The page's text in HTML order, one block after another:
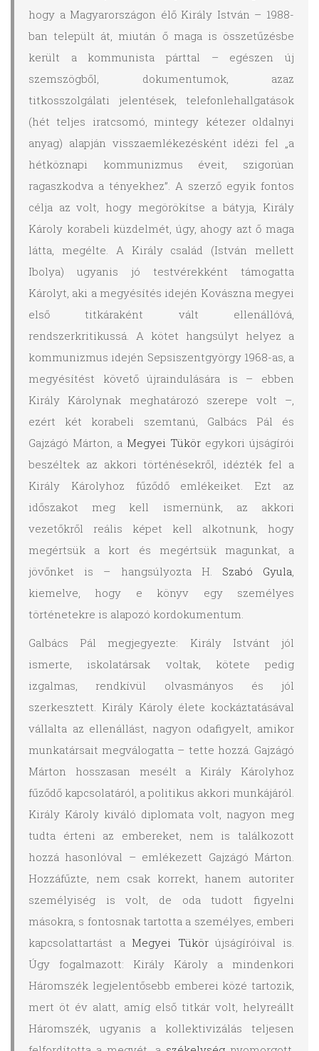
hogy a Magyarországon élő Király István – 1988-
ban települt át, miután ő maga is összetűzésbe
került a kommunista párttal – egészen új
szemszögből, dokumentumok, azaz
titkosszolgálati jelentések, telefonlehallgatások
(hét teljes iratcsomó, mintegy kétezer oldalnyi
anyag) alapján visszaemlékezésként idézi fel „a
hétköznapi kommunizmus éveit, szigorúan
ragaszkodva a tényekhez”. A szerző egyik fontos
célja az volt, hogy megörökítse a bátyja, Király
Károly korabeli küzdelmét, úgy, ahogy azt ő maga
látta, megélte. A Király család (István mellett
Ibolya) ugyanis jó testvérekként támogatta
Károlyt, aki a megyésítés idején Kovászna megyei
első titkáraként vált ellenállóvá,
rendszerkritikussá. A kötet hangsúlyt helyez a
kommunizmus idején Sepsiszentgyörgy 1968-as, a
megyésítést követő újraindulására is – ebben
Király Károlynak meghatározó szerepe volt –,
ezért két korabeli szemtanú, Galbács Pál és
Gajzágó Márton, a Megyei Tükör egykori újságírói
beszéltek az akkori történésekről, idézték fel a
Király Károlyhoz fűződő emlékeiket. Ezt az
időszakot meg kell ismernünk, az akkori
vezetőkről reális képet kell alkotnunk, hogy
megértsük a kort és megértsük magunkat, a
jövőnket is – hangsúlyozta H. Szabó Gyula
kiemelve, hogy e könyv egy személyes
történetekre is alapozó kordokumentum.
Galbács Pál megjegyezte: Király Istvánt jól
ismerte, iskolatársak voltak, kötete pedig
izgalmas, rendkívül olvasmányos és jól
szerkesztett. Király Károly élete kockáztatásával
vállalta az ellenállást, nagyon odafigyelt, amikor
munkatársait megválogatta – tette hozzá. Gajzágó
Márton hosszasan mesélt a Király Károlyhoz
fűződő kapcsolatáról, a politikus akkori munkájáról.
Király Károly kiváló diplomata volt, nagyon meg
tudta érteni az embereket, nem is találkozott
hozzá hasonlóval – emlékezett Gajzágó Márton.
Hozzáfűzte, nem csak korrekt, hanem autoriter
személyiség is volt, de oda tudott figyelni
másokra, s fontosnak tartotta a személyes, emberi
kapcsolattartást a Megyei Tükörújságíróival is.
Úgy fogalmazott: Király Károly a mindenkori
Háromszék legjelentősebb emberei közé tartozik,
mert öt év alatt, amíg első titkár volt, helyreállt
Háromszék, ugyanis a kollektivizálás teljesen